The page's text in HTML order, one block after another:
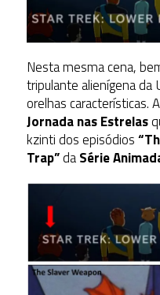
Nesta mesma cena,
tripulante alienígena da
orelhas características.
Jornada nas Estrelas
kzinti dos episódios
Trap”daSérie